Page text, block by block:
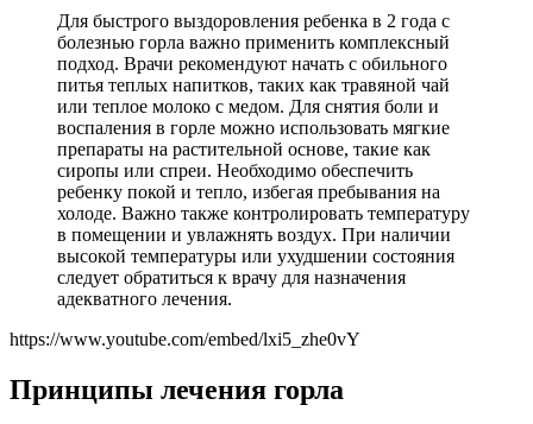
Для быстрого выздоровления ребенка в 2 года с
болезнью горла важно применить комплексный
подход. Врачи рекомендуют начать с обильного
питья теплых напитков, таких как травяной чай
или теплое молоко с медом. Для снятия боли и
воспаления в горле можно использовать мягкие
препараты на растительной основе, такие как
сиропы или спреи. Необходимо обеспечить
ребенку покой и тепло, избегая пребывания на
холоде. Важно также контролировать температуру
в помещении и увлажнять воздух. При наличии
высокой температуры или ухудшении состояния
следует обратиться к врачу для назначения
адекватного лечения.
https://www.youtube.com/embed/lxi5_zhe0vY
Принципы лечения горла